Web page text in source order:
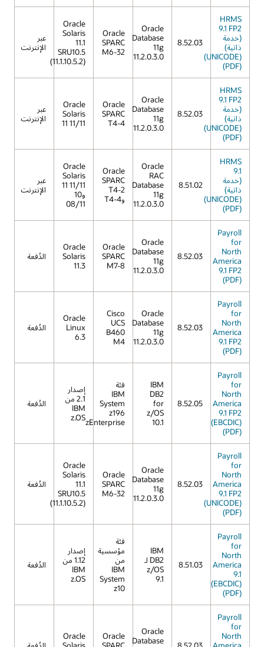
HRMS
9.1 FP2
(خدمة
ذاتية)
(UNICODE)
(PDF)
8.52.03
Oracle
Database
11g
11.2.0.3.0
Oracle
SPARC
M6-32
Oracle
Solaris
11.1
SRU10.5
(11.1.10.5.2)
عبر
الإنترنت
HRMS
9.1 FP2
(خدمة
ذاتية)
(UNICODE)
(PDF)
8.52.03
Oracle
Database
11g
11.2.0.3.0
Oracle
SPARC
T4-4
Oracle
Solaris
11 11/11
عبر
الإنترنت
HRMS
9.1
(خدمة
ذاتية)
(UNICODE)
(PDF)
8.51.02
Oracle
RAC
Database
11g
11.2.0.3.0
Oracle
SPARC
T4-2
وT4-4
Oracle
Solaris
11 11/11
و10
08/11
عبر
الإنترنت
Payroll
for
North
America
9.1 FP2
(PDF)
8.52.03
Oracle
Database
11g
11.2.0.3.0
Oracle
SPARC
M7-8
Oracle
Solaris
11.3
الدُفعة
Payroll
for
North
America
9.1 FP2
(PDF)
8.52.03
Oracle
Database
11g
11.2.0.3.0
Cisco
UCS
B460
M4
Oracle
Linux
6.3
الدُفعة
Payroll
for
North
America
9.1 FP2
(EBCDIC)
(PDF)
8.52.05
IBM
DB2
for
z/OS
10.1
فئة
IBM
System
z196
zEnterprise
إصدار
2.1 من
IBM
z.OS
الدُفعة
Payroll
for
North
America
9.1 FP2
(UNICODE)
(PDF)
8.52.03
Oracle
Database
11g
11.2.0.3.0
Oracle
SPARC
M6-32
Oracle
Solaris
11.1
SRU10.5
(11.1.10.5.2)
الدُفعة
Payroll
for
North
America
9.1
(EBCDIC)
(PDF)
8.51.03
IBM
DB2 لـ
z/OS
9.1
فئة
مؤسسية
من
IBM
System
z10
إصدار
1.12 من
IBM
z.OS
الدُفعة
Payroll
for
North
Oracle
Database
Oracle
Oracle